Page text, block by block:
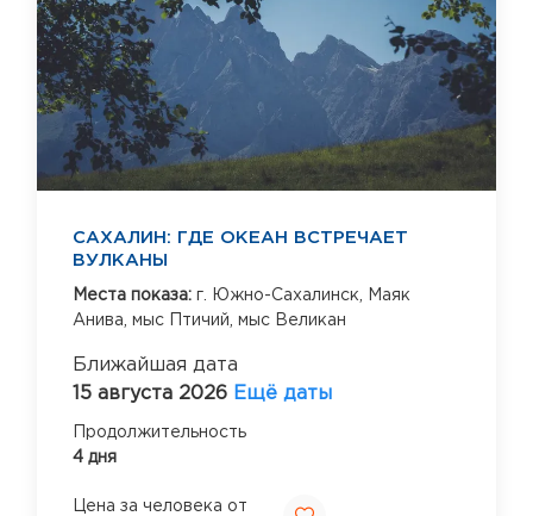
САХАЛИН: ГДЕ ОКЕАН ВСТРЕЧАЕТ
ВУЛКАНЫ
Места показа: г. Южно-Сахалинск,
Маяк
Анива, мыс Птичий, мыс Великан
Ближайшая дата
15 августа 2026 Ещё даты
Продолжительность
4 дня
Цена за человека от